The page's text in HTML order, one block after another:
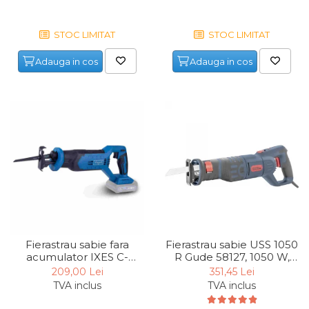
Elastice
Intretinere & Cosmetica
auto
Surubelnite
Scule Tamplarie
Baroase
Set Biti
STOC LIMITAT
Adauga in cos
STOC LIMITAT
Adauga in cos
Fierastrau sabie fara
acumulator IXES C-
RS100-X Scheppach
5909243900, 20 V,
209,00 Lei
TVA inclus
Fierastrau sabie USS 1050
R Gude 58127, 1050 W,
800-2700 rpm
351,45 Lei
TVA inclus